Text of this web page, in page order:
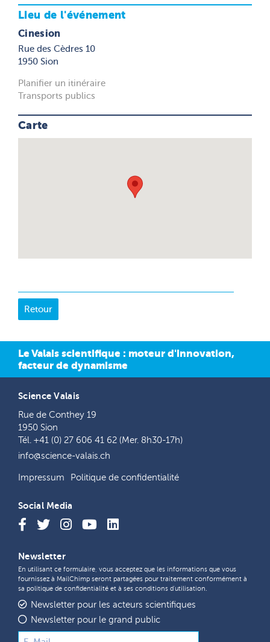
Lieu de l'événement
Cinesion
Rue des Cèdres 10
1950 Sion
Planifier un itinéraire
Transports publics
Carte
Le Valais scientifique : moteur d'innovation,
facteur de dynamisme
Science Valais
Rue de Conthey 19
1950 Sion
Tél. +41 (0) 27 606 41 62 (Mer. 8h30-17h)
info@science-valais.ch
Impressum Politique de confidentialité
Social Media
Newsletter
En utilisant ce formulaire, vous acceptez que les informations que vous
fournissez à MailChimp seront partagées pour traitement conformément à
sa politique de confidentialité et à ses conditions d'utilisation.
Newsletter pour les acteurs scientifiques
Newsletter pour le grand public